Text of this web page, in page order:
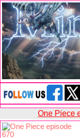
One Piece